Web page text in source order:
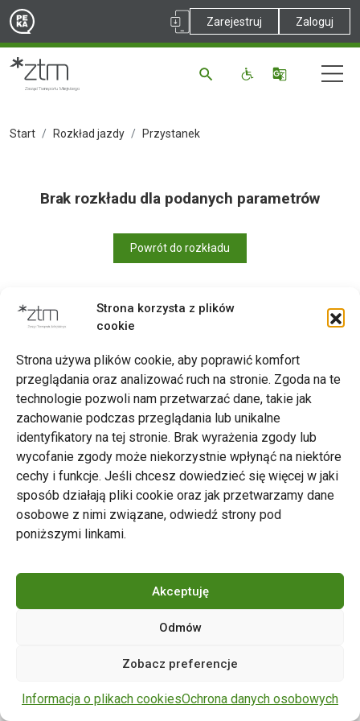
Strona korzysta z plików
cookie
Strona używa plików cookie, aby poprawić komfort
przeglądania oraz analizować ruch na stronie. Zgoda na te
technologie pozwoli nam przetwarzać dane, takie jak
zachowanie podczas przeglądania lub unikalne
identyfikatory na tej stronie. Brak wyrażenia zgody lub
wycofanie zgody może niekorzystnie wpłynąć na niektóre
cechy i funkcje. Jeśli chcesz dowiedzieć się więcej w jaki
sposób działają pliki cookie oraz jak przetwarzamy dane
osobowe z nimi związane, odwiedź strony pod
poniższymi linkami.
Akceptuję
Odmów
Zobacz preferencje
Informacja o plikach cookiesOchrona danych osobowych
Zarejestruj Zaloguj
Start Rozkład jazdy Przystanek
Brak rozkładu dla podanych parametrów
Powrót do rozkładu
Zarząd Transportu Miejskiego w Poznaniu
Napisz do nas
tel. 61 646 33 44
ul. Matejki 59, 60-770 Poznań
zastrzeżone.